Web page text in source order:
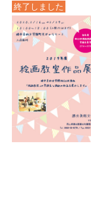
終了しました